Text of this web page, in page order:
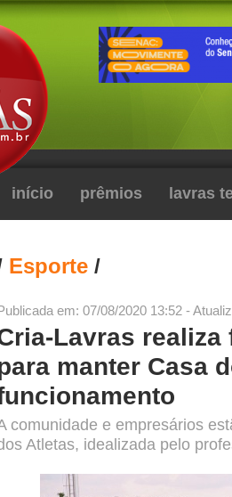
início prêmios lavras
Esporte /
em: 07/08/2020 13:52 -
Lavras
manter Casa
comunidade e empresários
Atletas, idealizada pelo